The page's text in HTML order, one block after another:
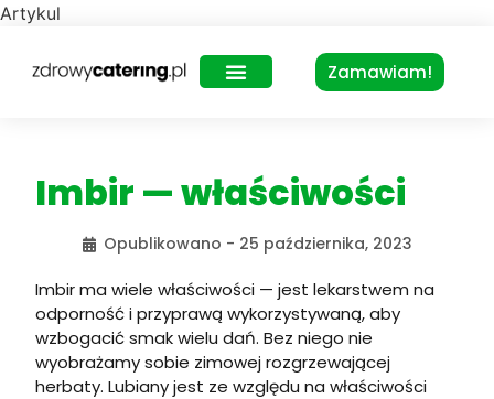
Artykul
Zamawiam!
Imbir — właściwości
Opublikowano - 25 października, 2023
Imbir ma wiele właściwości — jest lekarstwem na
odporność i przyprawą wykorzystywaną, aby
wzbogacić smak wielu dań. Bez niego nie
wyobrażamy sobie zimowej rozgrzewającej
herbaty. Lubiany jest ze względu na właściwości